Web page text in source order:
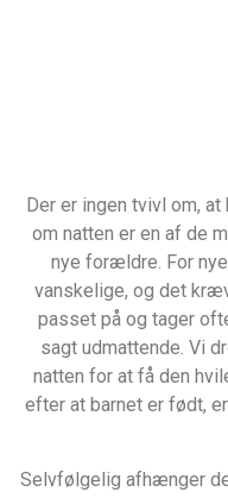
Der er ingen tvivl om,
om natten er en af ​​de
nye forældre. For
vanskelige, og det
passet på og tager
sagt udmattende. Vi
natten for at få den
efter at barnet er født,
Selvfølgelig afhænger